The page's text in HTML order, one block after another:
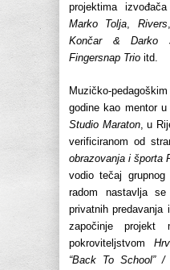
projektima
Marko Tolja, Rivers
Končar & Darko
Fingersnap Trio itd.
Muzičko-
godine kao mentor
Studio Maraton, u
verificiranom od
obrazovanja i športa
vodio tečaj grupnog
radom nastavlja
privatnih predavanja
započinje projekt
pokroviteljstvom
“Back To School” /